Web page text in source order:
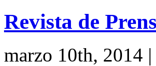
Revista de
marzo 10th, 2014 |